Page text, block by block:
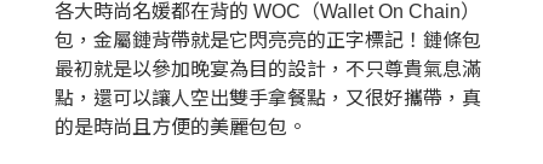
各大時尚名媛都在背的 WOC（Wallet On Chain）
包，金屬鏈背帶就是它閃亮亮的正字標記！鏈條包
最初就是以參加晚宴為目的設計，不只尊貴氣息滿
點，還可以讓人空出雙手拿餐點，又很好攜帶，真
的是時尚且方便的美麗包包。